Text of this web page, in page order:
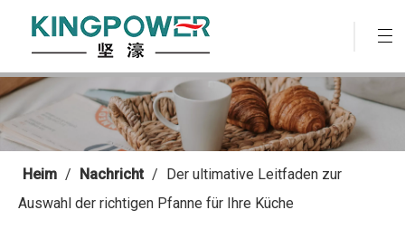
Heim / Nachricht / Der ultimative Leitfaden zur
Auswahl der richtigen Pfanne für Ihre Küche